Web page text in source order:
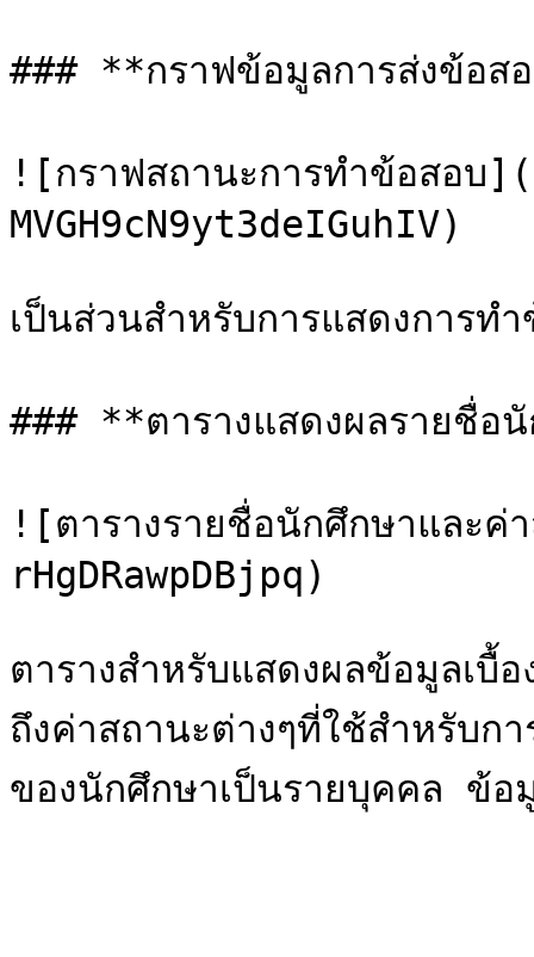
### **กราฟข้อมูลการส่งข้อส
![กราฟสถานะการทำข้อส
MVGH9cN9yt3deIGuhIV)
เป็นส่วนสำหรับการแสดงการท
### **ตารางแสดงผลรายชื่อ
![ตารางรายชื่อนักศึกษาและ
rHgDRawpDBjpq)
ตารางสำหรับแสดงผลข้อมูลเบื้
ถึงค่าสถานะต่างๆที่ใช้สำหรับ